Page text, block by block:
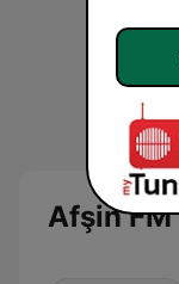
Afşin FM